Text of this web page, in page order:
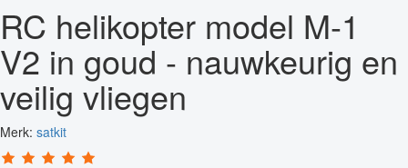
RC helikopter model M-1
V2 in goud - nauwkeurig en
veilig vliegen
Merk: satkit